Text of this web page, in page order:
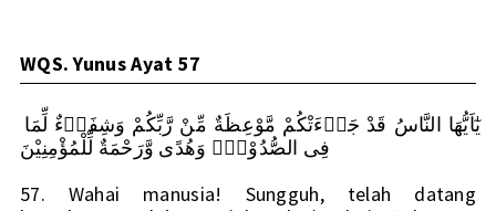
WQS. Yunus Ayat 57
فِى الصُّدُوْرِۙ وَهُدًى وَّرَحْمَةٌ لِّلْمُؤْمِنِيْنَ
57. Wahai manusia! Sungguh, telah datang